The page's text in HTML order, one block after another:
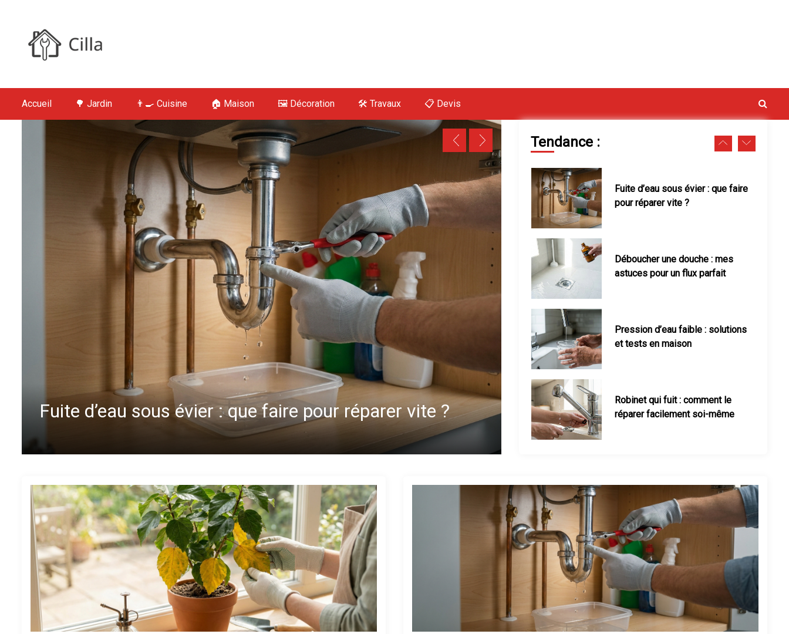
c
n
Cilla : Jardin, Maison, Déco, Travaux
Accueil 🌳 Jardin 👨‍🍳 Cuisine 🏠 Maison 🖼️ Décoration 🛠 Travaux 📋 Devis
Déboucher une douche : mes astuces pour un flux
parfait
Pression d’eau faible : solutions
Tendance :
Fuite d’eau sous évier : que faire
Déboucher une douche : mes
astuces pour un flux parfait
Pression d’eau faible : solutions
et tests en maison
Robinet qui fuit : comment le
réparer facilement soi-même
Consommation d’un radiateur
électrique : le calcul réel
Thermostat : comment bien le
régler ?
Chauffage d’appoint : lequel
choisir ?